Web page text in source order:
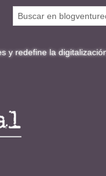
digitalización del